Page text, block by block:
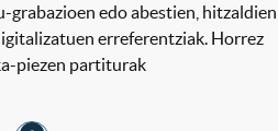
grabazioen edo abestien, hitzaldien
erreferentziak. Horrez
piezen partiturak